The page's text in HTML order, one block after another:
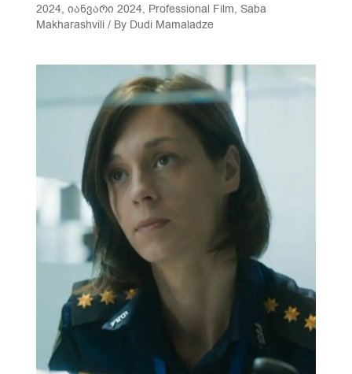
2024, იანვარი 2024, Professional Film, Saba
Makharashvili / By Dudi Mamaladze